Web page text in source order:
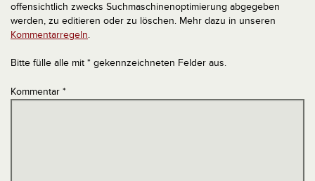
offensichtlich zwecks Suchmaschinenoptimierung abgegeben
werden, zu editieren oder zu löschen. Mehr dazu in unseren
Kommentarregeln.
Bitte fülle alle mit * gekennzeichneten Felder aus.
Kommentar *